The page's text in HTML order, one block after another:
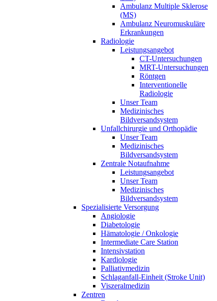
Ambulanz Multiple Sklerose
(MS)
Ambulanz Neuromuskuläre
Erkrankungen
Radiologie
Leistungsangebot
CT-Untersuchungen
MRT-Untersuchungen
Röntgen
Interventionelle
Radiologie
Unser Team
Medizinisches
Bildversandsystem
Unfallchirurgie und Orthopädie
Unser Team
Medizinisches
Bildversandsystem
Zentrale Notaufnahme
Leistungsangebot
Unser Team
Medizinisches
Bildversandsystem
Spezialisierte Versorgung
Angiologie
Diabetologie
Hämatologie / Onkologie
Intermediate Care Station
Intensivstation
Kardiologie
Palliativmedizin
Schlaganfall-Einheit (Stroke Unit)
Viszeralmedizin
Zentren